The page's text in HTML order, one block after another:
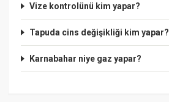
Vize kontrolünü kim yapar?
Tapuda cins değişikliği kim yapar?
Karnabahar niye gaz yapar?